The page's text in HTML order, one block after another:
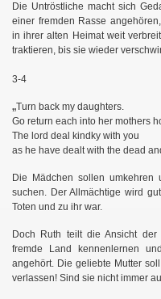
Die Untröstliche macht sich
einer fremden Rasse
in ihrer alten Heimat weit
traktieren, bis sie wieder
3-4
„Turn back my daughters.
Go return each into her mothers
The lord deal kindky with you
as he have dealt with the dead
Die Mädchen sollen
suchen. Der Allmächtige wird
Toten und zu ihr war.
Doch Ruth teilt die Ansicht
fremde Land kennenlernen
angehört. Die geliebte Mutter
verlassen! Sind sie nicht immer